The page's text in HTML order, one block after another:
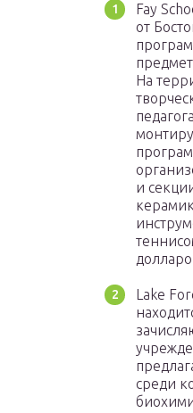
Fay
от
На
и
Lake
среди